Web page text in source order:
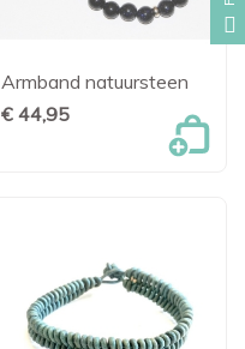
Armband natuursteen
€ 44,95